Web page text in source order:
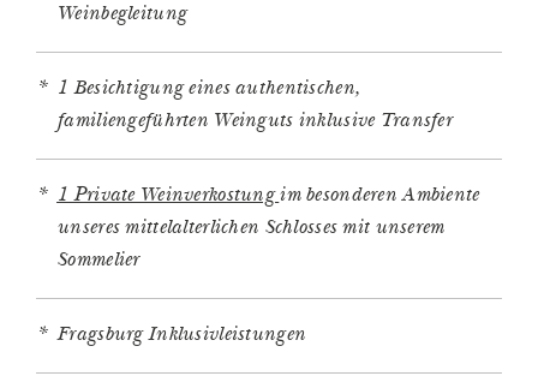
Weinbegleitung
1 Besichtigung eines authentischen,
familiengeführten Weinguts inklusive Transfer
1 Private Weinverkostungim besonderen Ambiente
unseres mittelalterlichen Schlosses mit unserem
Sommelier
Fragsburg Inklusivleistungen